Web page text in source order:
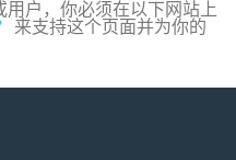
户，你必须在以下网站上
来支持这个页面并为你的